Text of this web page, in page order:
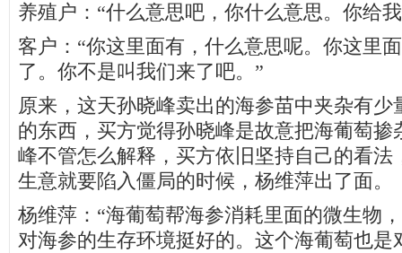
养殖户：“什么意思吧，你什么意思。你给
客户：“你这里面有，什么意思呢。你这里
了。你不是叫我们来了吧。”
原来，这天孙晓峰卖出的海参苗中夹杂有少
的东西，买方觉得孙晓峰是故意把海葡萄掺
峰不管怎么解释，买方依旧坚持自己的看法
生意就要陷入僵局的时候，杨维萍出了面。
杨维萍：“海葡萄帮海参消耗里面的微生物
对海参的生存环境挺好的。这个海葡萄也是